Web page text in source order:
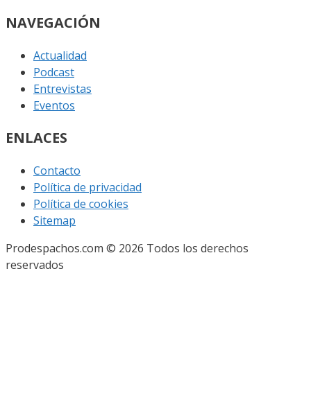
NAVEGACIÓN
Actualidad
Podcast
Entrevistas
Eventos
ENLACES
Contacto
Política de privacidad
Política de cookies
Sitemap
Prodespachos.com © 2026 Todos los derechos
reservados